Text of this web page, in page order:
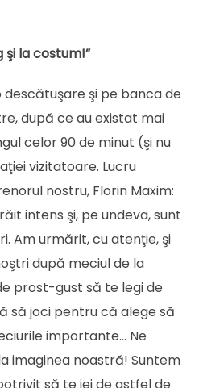
şi la costum!”
descătuşare şi pe banca de
după ce au existat mai
celor 90 de minut (şi nu
vizitatoare. Lucru
nostru, Florin Maxim:
intens şi, pe undeva, sunt
Am urmărit, cu atenţie, şi
după meciul de la
prost-gust să te legi de
să joci pentru că alege să
importante… Ne
imaginea noastră! Suntem